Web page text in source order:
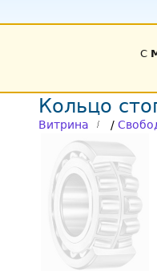
С
Кольцо
Витрина /